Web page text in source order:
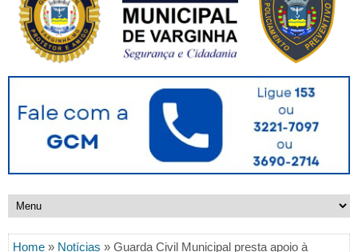
Home » Notícias » Guarda Civil Municipal presta apoio à